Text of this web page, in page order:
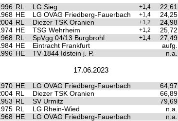
RL LG Sieg +1,4 22,61
HE LG OVAG Friedberg-Fauerbach +1,4 24,25
RL Diezer TSK Oranien +1,2 24,98
HE TSG Wehrheim +1,2 25,72
RL SpVgg 04/13 Burgbrohl +1,4 27,49
HE Eintracht Frankfurt
aufg.
HE TV 1844 Idstein j. P. n.a.
17.06.2023
HE LG OVAG Friedberg-Fauerbach 64,97
RL Diezer TSK Oranien 66,89
RL SV Urmitz 79,69
RL LG Rhein-Wied
n.a.
HE LG OVAG Friedberg-Fauerbach n.a.